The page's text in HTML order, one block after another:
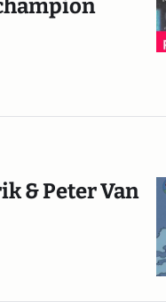
& Peter Van